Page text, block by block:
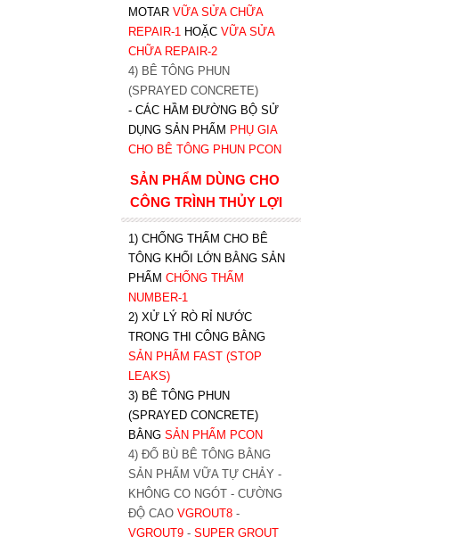
MOTAR VỮA SỬA CHỮA
REPAIR-1 HOẶC VỮA SỬA
CHỮA REPAIR-2
4) BÊ TÔNG PHUN
(SPRAYED CONCRETE)
- CÁC HẦM ĐƯỜNG BỘ SỬ
DỤNG SẢN PHẨM PHỤ GIA
CHO BÊ TÔNG PHUN PCON
SẢN PHẨM DÙNG CHO
CÔNG TRÌNH THỦY LỢI
1) CHỐNG THẤM CHO BÊ
TÔNG KHỐI LỚN BẰNG SẢN
PHẨM CHỐNG THẤM
NUMBER-1
2) XỬ LÝ RÒ RỈ NƯỚC
TRONG THI CÔNG BẰNG
SẢN PHẨM FAST (STOP
LEAKS)
3) BÊ TÔNG PHUN
(SPRAYED CONCRETE)
BẰNG SẢN PHẨM PCON
4) ĐỔ BÙ BÊ TÔNG BẰNG
SẢN PHẨM VỮA TỰ CHẢY -
KHÔNG CO NGÓT - CƯỜNG
ĐỘ CAO VGROUT8-
VGROUT9- SUPER GROUT